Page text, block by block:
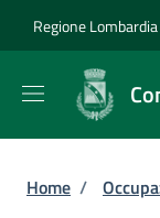
Regione Lombardia
Briciole
Home /